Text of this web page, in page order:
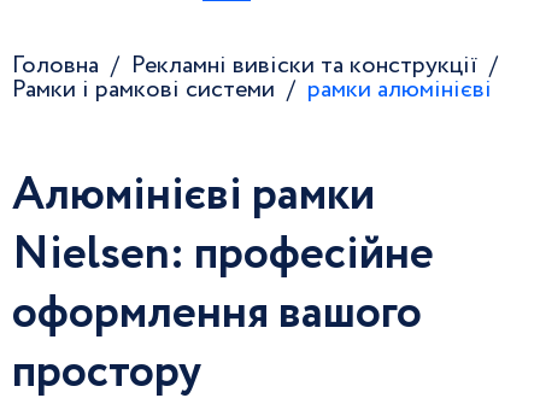
Головна
Рекламні вивіски та конструкції
Рамки і рамкові системи
рамки алюмінієві
Алюмінієві рамки
Nielsen: професійне
оформлення вашого
простору